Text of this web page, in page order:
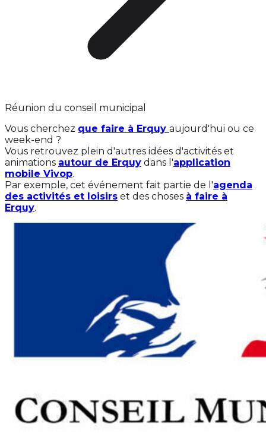
Réunion du conseil municipal
Vous cherchez que faire à Erquy aujourd'hui ou ce
week-end ?
Vous retrouvez plein d'autres idées d'activités et
animations autour de Erquy dans l'application
mobile Vivop.
Par exemple, cet événement fait partie de l'agenda
des activités et loisirs et des choses à faire à
Erquy.